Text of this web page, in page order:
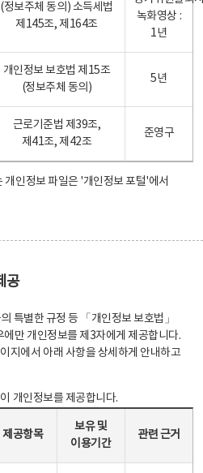
(정보주체 동의) 소득세법
제145조, 제164조
녹화영상 :
1년
개인정보 보호법 제15조
(정보주체 동의)
5년
근로기준법 제39조,
제41조, 제42조
준영구
개인정보 파일은 '개인정보 포털'에서
공
특별한 규정 등 「개인정보 보호법」
만 개인정보를 제3자에게 제공합니다.
지에서 아래 사항을 상세하게 안내하고
개인정보를 제공합니다.
제공항목
보유 및
이용기간
관련 근거